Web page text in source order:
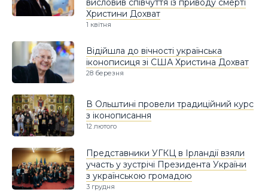
висловив співчуття із приводу смерті
Христини Дохват
1 квітня
Відійшла до вічності українська
іконописиця зі США Христина Дохват
28 березня
В Ольштині провели традиційний курс
з іконописання
12 лютого
Представники УГКЦ в Ірландії взяли
участь у зустрічі Президента України
з українською громадою
3 грудня